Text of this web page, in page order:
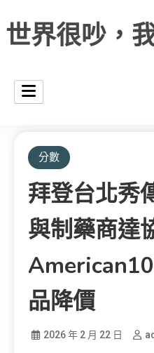
世界很吵，
分數
拜登台北秀
與制藥商達
品降價
2026 年 2 月 22 日